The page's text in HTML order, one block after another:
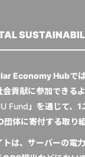
Economy Hubで
会貢献に参加できる
Fund 」を通じて、
団体に寄付する取り
トは、サーバーの電